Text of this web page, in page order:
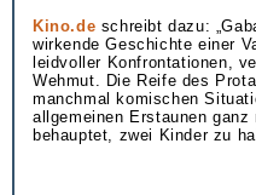
Kino.de schreibt dazu:
wirkende Geschichte einer
leidvoller Konfrontationen,
Wehmut. Die Reife des
manchmal komischen
allgemeinen Erstaunen
behauptet, zwei Kinder zu